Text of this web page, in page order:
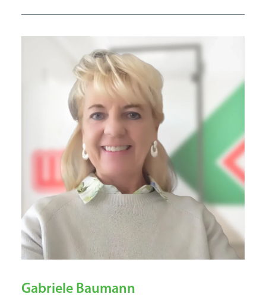
Gabriele Baumann